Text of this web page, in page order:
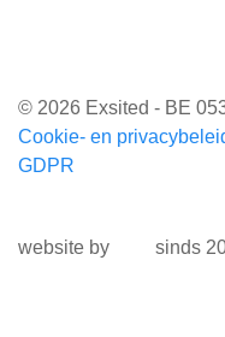
© 2026 Exsited - BE
Cookie- en
GDPR
website by sinds